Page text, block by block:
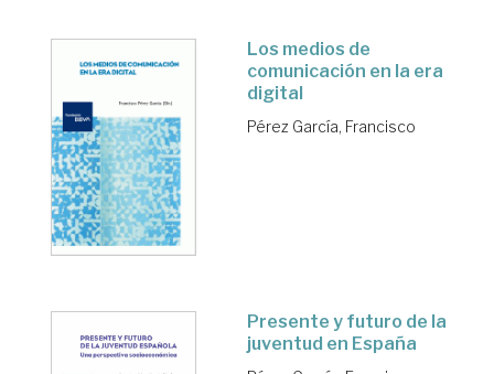
Los medios de
comunicación en la era
digital
Pérez García, Francisco
Presente y futuro de la
juventud en España